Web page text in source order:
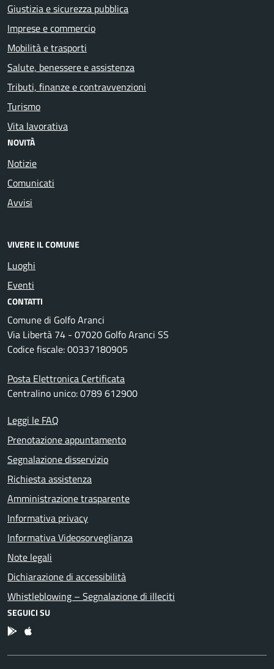
Giustizia e sicurezza pubblica
Imprese e commercio
Mobilità e trasporti
Salute, benessere e assistenza
Tributi, finanze e contravvenzioni
Turismo
Vita lavorativa
NOVITÀ
Notizie
Comunicati
Avvisi
VIVERE IL COMUNE
Luoghi
Eventi
CONTATTI
Comune di Golfo Aranci
Via Libertà 74 - 07020 Golfo Aranci SS
Codice fiscale: 00337180905
Posta Elettronica Certificata
Centralino unico: 0789 612900
Leggi le FAQ
Prenotazione appuntamento
Segnalazione disservizio
Richiesta assistenza
Amministrazione trasparente
Informativa privacy
Informativa Videosorveglianza
Note legali
Dichiarazione di accessibilità
Whistleblowing – Segnalazione di illeciti
SEGUICI SU
App Android
App IOS